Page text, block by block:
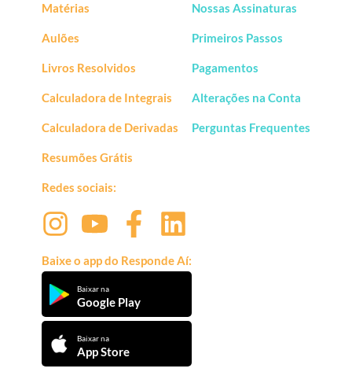
Matérias
Aulões
Livros Resolvidos
Calculadora de Integrais
Calculadora de Derivadas
Resumões Grátis
Redes sociais:
Baixe o app do Responde Aí:
Baixar na
Google Play
Baixar na
App Store
Nossas Assinaturas
Primeiros Passos
Pagamentos
Alterações na Conta
Perguntas Frequentes